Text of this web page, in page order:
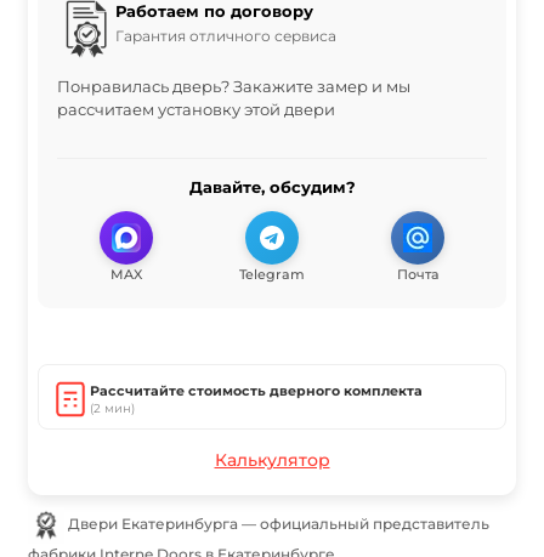
Работаем по договору
Гарантия отличного сервиса
Понравилась дверь? Закажите замер и мы
рассчитаем установку этой двери
Давайте, обсудим?
MAX Telegram Почта
Рассчитайте стоимость дверного комплекта
(2 мин)
Калькулятор